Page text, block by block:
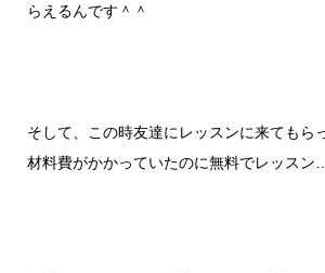
らえるんです＾＾
そして、この時友達にレッスンに来てもら
材料費がかかっていたのに無料でレッスン